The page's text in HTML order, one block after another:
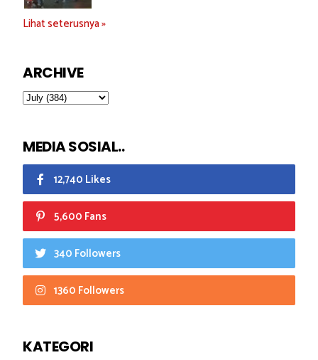
Lihat seterusnya »
ARCHIVE
MEDIA SOSIAL..
12,740 Likes
5,600 Fans
340 Followers
1360 Followers
KATEGORI